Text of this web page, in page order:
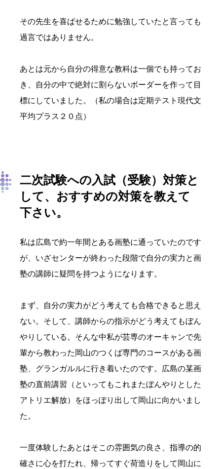
その先生を喜ばせるために勉強していたと言っても
過言ではありません。
あとは元から自分の得意な教科は一個でも持ってお
き、自分の中で絶対に割らないボーダーを作って目
標にしていました。（私の場合は定期テスト現代文
平均プラス２０点）
二次試験への入試（受験）対策と
して、おすすめの対策を教えて
下さい。
私は広島で約一年間とある画塾に通っていたのです
が、いざセンターが終わった段階で自分の実力と画
塾の講師に疑問を持つようになります。
まず、自分の実力がどう考えても合格できると思え
ない。そして、講師からの指示がどう考えてもぼん
やりしている。そんな中私が芸専のオーキャンで先
輩から教わった岡山のつくば専門のコースがある画
塾、グランガルルに行き着いたのです。広島の某画
塾の直前講習（といってもこれまたぼんやりとした
アトリエ解放）をほっぽり出して岡山に向かいまし
た。
一度体験したあとはそこの雰囲気の良さ、指導の的
確さに心を打たれ、帰ってすぐ荷造りをして岡山に